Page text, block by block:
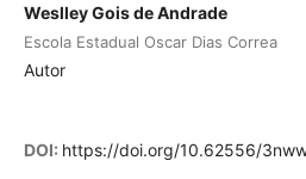
Weslley Gois de Andrade
Escola Estadual Oscar Dias Correa
Autor
DOI: https://doi.org/10.62556/